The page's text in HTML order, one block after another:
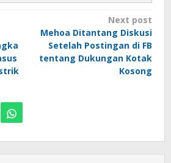
Next post
Mehoa Ditantang Diskusi
Setelah Postingan di FB
tentang Dukungan Kotak
Kosong